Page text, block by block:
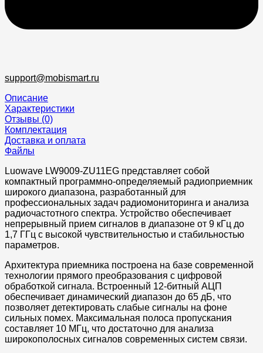
support@mobismart.ru
Описание
Характеристики
Отзывы (0)
Комплектация
Доставка и оплата
Файлы
Luowave LW9009-ZU11EG представляет собой
компактный программно-определяемый радиоприемник
широкого диапазона, разработанный для
профессиональных задач радиомониторинга и анализа
радиочастотного спектра. Устройство обеспечивает
непрерывный прием сигналов в диапазоне от 9 кГц до
1,7 ГГц с высокой чувствительностью и стабильностью
параметров.
Архитектура приемника построена на базе современной
технологии прямого преобразования с цифровой
обработкой сигнала. Встроенный 12-битный АЦП
обеспечивает динамический диапазон до 65 дБ, что
позволяет детектировать слабые сигналы на фоне
сильных помех. Максимальная полоса пропускания
составляет 10 МГц, что достаточно для анализа
широкополосных сигналов современных систем связи.